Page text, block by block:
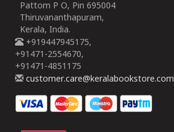
Pattom P O, Pin 695004
Thiruvananthapuram,
Kerala, India.
+919447945175,
+91471-2554670,
+91471-4851175
customer.care@keralabookstore.com